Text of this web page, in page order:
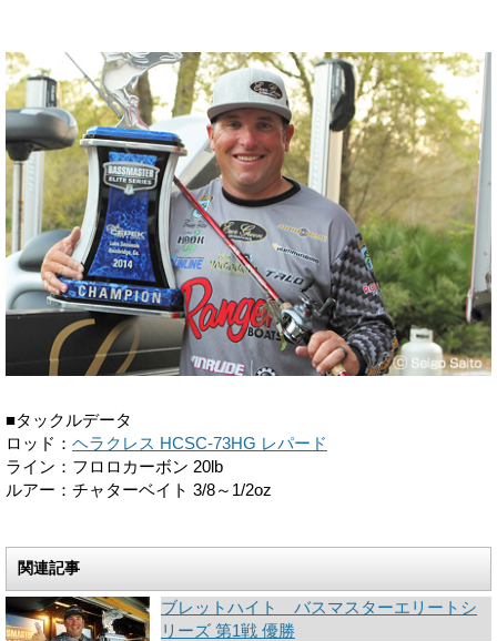
■タックルデータ
ロッド： ヘラクレス HCSC-73HG レパード
ライン：フロロカーボン 20lb
ルアー：チャターベイト 3/8～1/2oz
関連記事
ブレットハイト バスマスターエリートシ
リーズ 第1戦 優勝